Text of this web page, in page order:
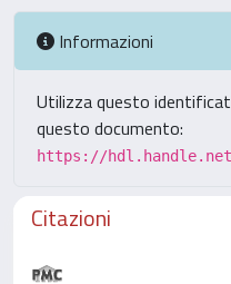
Informazioni
Utilizza questo
questo documento:
https://hdl.handle.net/
Citazioni